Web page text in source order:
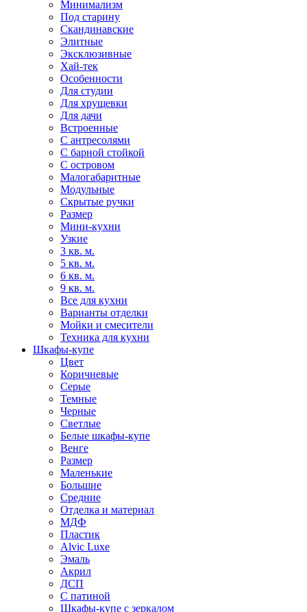
Минимализм
Под старину
Скандинавские
Элитные
Эксклюзивные
Хай-тек
Особенности
Для студии
Для хрущевки
Для дачи
Встроенные
С антресолями
С барной стойкой
С островом
Малогабаритные
Модульные
Скрытые ручки
Размер
Мини-кухни
Узкие
3 кв. м.
5 кв. м.
6 кв. м.
9 кв. м.
Все для кухни
Варианты отделки
Мойки и смесители
Техника для кухни
Шкафы-купе
Цвет
Коричневые
Серые
Темные
Черные
Светлые
Белые шкафы-купе
Венге
Размер
Маленькие
Большие
Средние
Отделка и материал
МДФ
Пластик
Alvic Luxe
Эмаль
Акрил
ДСП
С патиной
Шкафы-купе с зеркалом